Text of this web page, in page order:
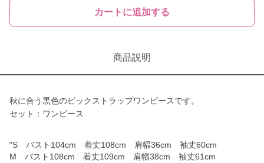
カートに追加する
商品説明
秋に合う黒色のビックストラップワンピースです。
セット：ワンピース
"S バスト104cm 着丈108cm 肩幅36cm 袖丈60cm
M バスト108cm 着丈109cm 肩幅38cm 袖丈61cm